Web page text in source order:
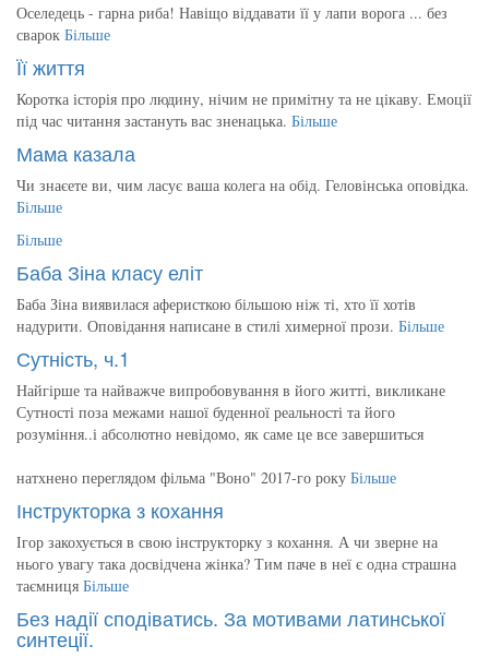
Оселедець - гарна риба! Навіщо віддавати її у лапи ворога ... без
сварок Більше
Її життя
Коротка історія про людину, нічим не примітну та не цікаву. Емоції
під час читання застануть вас зненацька. Більше
Мама казала
Чи знаєете ви, чим ласує ваша колега на обід. Геловінська оповідка.
Більше
Більше
Баба Зіна класу еліт
Баба Зіна виявилася аферисткою більшою ніж ті, хто її хотів
надурити. Оповідання написане в стилі химерної прози. Більше
Сутність, ч.1
Найгірше та найважче випробовування в його житті, викликане
Сутності поза межами нашої буденної реальності та його
розуміння..і абсолютно невідомо, як саме це все завершиться
натхнено переглядом фільма "Воно" 2017-го року Більше
Інструкторка з кохання
Ігор закохується в свою інструкторку з кохання. А чи зверне на
нього увагу така досвідчена жінка? Тим паче в неї є одна страшна
таємниця Більше
Без надії сподіватись. За мотивами латинської
синтеції.